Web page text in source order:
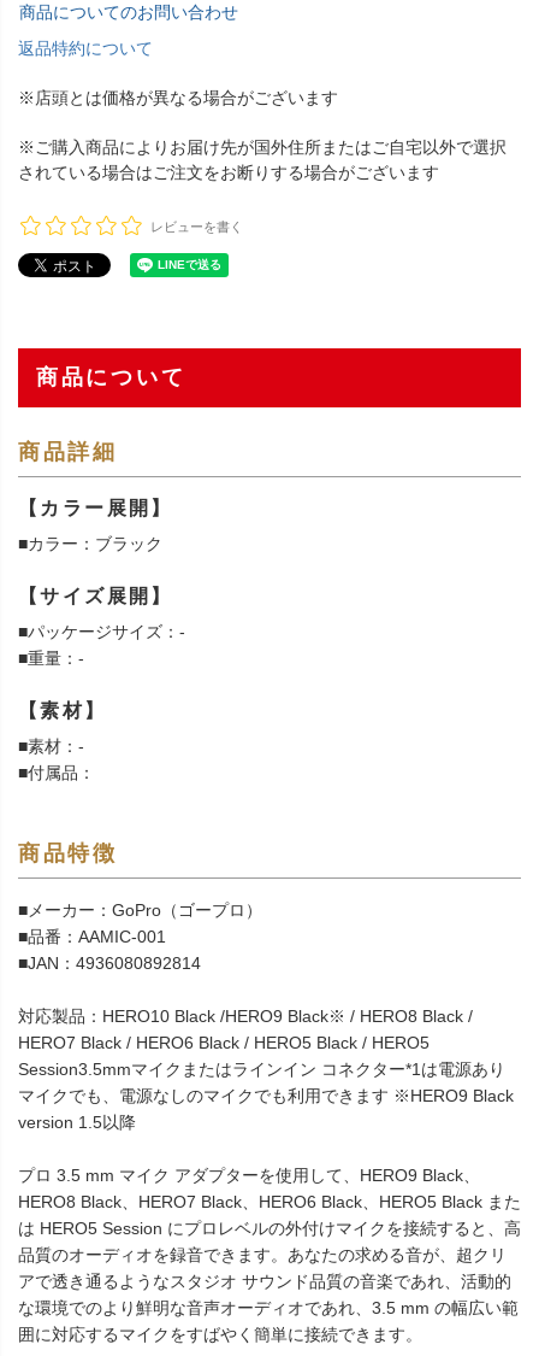
商品についてのお問い合わせ
返品特約について
※店頭とは価格が異なる場合がございます
※ご購入商品によりお届け先が国外住所またはご自宅以外で選択
されている場合はご注文をお断りする場合がございます
レビューを書く
商品について
商品詳細
【カラー展開】
■カラー：ブラック
【サイズ展開】
■パッケージサイズ：-
■重量：-
【素材】
■素材：-
■付属品：
商品特徴
■メーカー：GoPro（ゴープロ）
■品番：AAMIC-001
■JAN：4936080892814
対応製品：HERO10 Black /HERO9 Black※ / HERO8 Black /
HERO7 Black / HERO6 Black / HERO5 Black / HERO5
Session3.5mmマイクまたはラインイン コネクター*1は電源あり
マイクでも、電源なしのマイクでも利用できます ※HERO9 Black
version 1.5以降
プロ 3.5 mm マイク アダプターを使用して、HERO9 Black、
HERO8 Black、HERO7 Black、HERO6 Black、HERO5 Black また
は HERO5 Session にプロレベルの外付けマイクを接続すると、高
品質のオーディオを録音できます。あなたの求める音が、超クリ
アで透き通るようなスタジオ サウンド品質の音楽であれ、活動的
な環境でのより鮮明な音声オーディオであれ、3.5 mm の幅広い範
囲に対応するマイクをすばやく簡単に接続できます。